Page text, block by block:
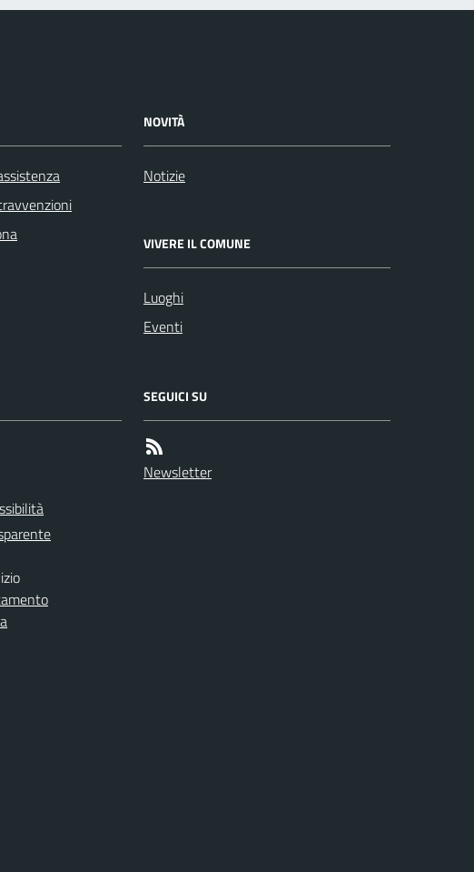
NOVITÀ
Notizie
VIVERE IL COMUNE
Luoghi
Eventi
SEGUICI SU
Newsletter